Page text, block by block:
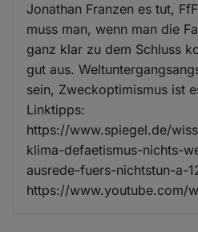
Jonathan Franzen es tut,
muss man, wenn man die
ganz klar zu dem Schluss
gut aus.
sein, Zweckoptimismus ist
Linktipps:
https://www.spiegel.de/
klima-defaetismus-nichts-
ausrede-fuers-nichtstun-a-
https://www.youtube.com/